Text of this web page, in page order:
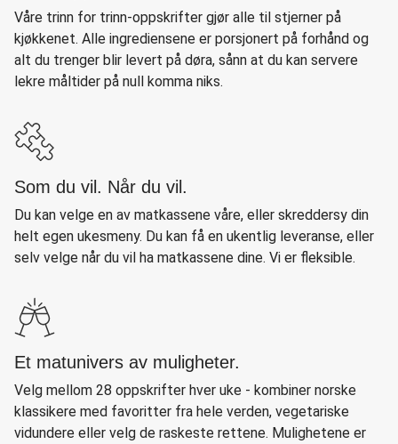
Våre trinn for trinn-oppskrifter gjør alle til stjerner på
kjøkkenet. Alle ingrediensene er porsjonert på forhånd og
alt du trenger blir levert på døra, sånn at du kan servere
lekre måltider på null komma niks.
Som du vil. Når du vil.
Du kan velge en av matkassene våre, eller skreddersy din
helt egen ukesmeny. Du kan få en ukentlig leveranse, eller
selv velge når du vil ha matkassene dine. Vi er fleksible.
Et matunivers av muligheter.
Velg mellom 28 oppskrifter hver uke - kombiner norske
klassikere med favoritter fra hele verden, vegetariske
vidundere eller velg de raskeste rettene. Mulighetene er